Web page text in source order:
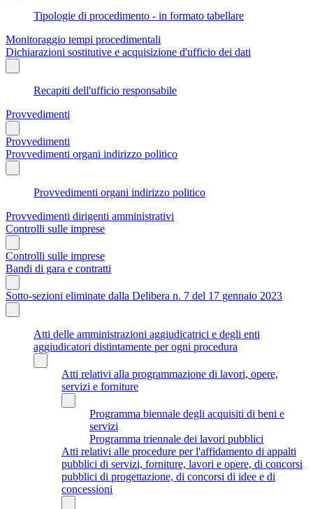
Tipologie di procedimento - in formato tabellare
Monitoraggio tempi procedimentali
Dichiarazioni sostitutive e acquisizione d'ufficio dei dati
Recapiti dell'ufficio responsabile
Provvedimenti
Provvedimenti
Provvedimenti organi indirizzo politico
Provvedimenti organi indirizzo politico
Provvedimenti dirigenti amministrativi
Controlli sulle imprese
Controlli sulle imprese
Bandi di gara e contratti
Sotto-sezioni eliminate dalla Delibera n. 7 del 17 gennaio 2023
Atti delle amministrazioni aggiudicatrici e degli enti
aggiudicatori distintamente per ogni procedura
Atti relativi alla programmazione di lavori, opere,
servizi e forniture
Programma biennale degli acquisiti di beni e
servizi
Programma triennale dei lavori pubblici
Atti relativi alle procedure per l'affidamento di appalti
pubblici di servizi, forniture, lavori e opere, di concorsi
pubblici di progettazione, di concorsi di idee e di
concessioni